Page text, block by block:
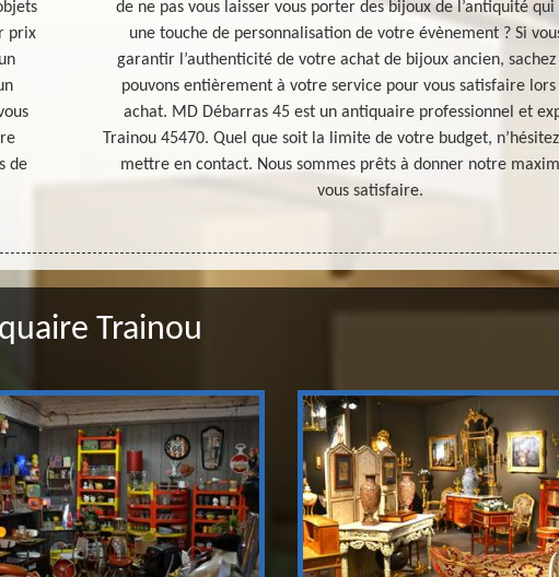
prix
de
de ne pas vous laisser vous porter des bijoux de l’antiquité
une touche de personnalisation de votre évènement ? Si
garantir l’authenticité de votre achat de bijoux ancien, sachez
pouvons entièrement à votre service pour vous satisfaire
achat. MD Débarras 45 est un antiquaire professionnel et
Trainou 45470. Quel que soit la limite de votre budget,
mettre en contact. Nous sommes prêts à donner notre
vous satisfaire.
Trainou